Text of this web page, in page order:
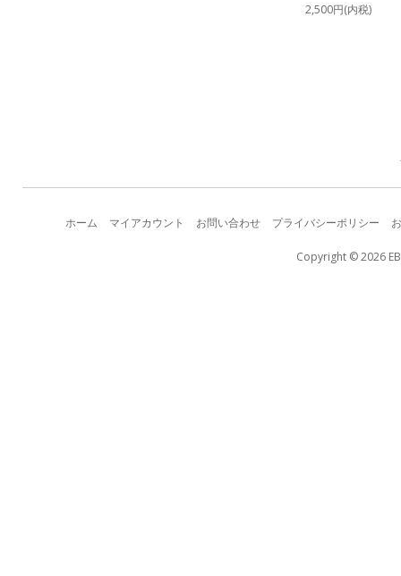
2,500円(内税)
ホーム マイアカウント お問い合わせ プライバシーポリシー
Copyright © 2026